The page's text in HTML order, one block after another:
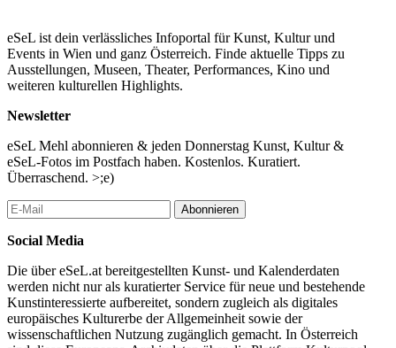
eSeL ist dein verlässliches Infoportal für Kunst, Kultur und
Events in Wien und ganz Österreich. Finde aktuelle Tipps zu
Ausstellungen, Museen, Theater, Performances, Kino und
weiteren kulturellen Highlights.
Newsletter
eSeL Mehl abonnieren & jeden Donnerstag Kunst, Kultur &
eSeL-Fotos im Postfach haben. Kostenlos. Kuratiert.
Überraschend. >;e)
Abonnieren
Social Media
Die über eSeL.at bereitgestellten Kunst- und Kalenderdaten
werden nicht nur als kuratierter Service für neue und bestehende
Kunstinteressierte aufbereitet, sondern zugleich als digitales
europäisches Kulturerbe der Allgemeinheit sowie der
wissenschaftlichen Nutzung zugänglich gemacht. In Österreich